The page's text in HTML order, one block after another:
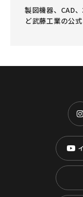
製図機器、CAD
ど武藤工業の公